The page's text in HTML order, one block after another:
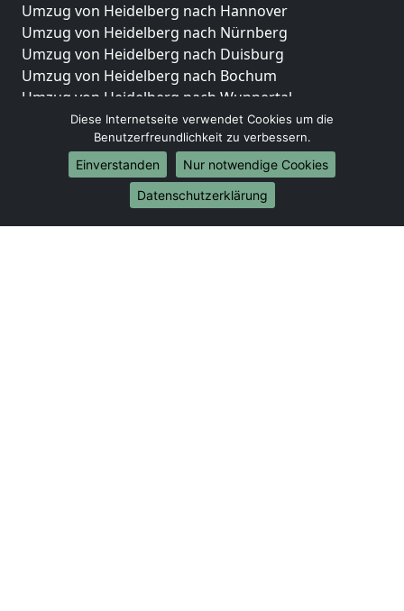
Umzug von Heidelberg nach Hannover
Umzug von Heidelberg nach Nürnberg
Umzug von Heidelberg nach Duisburg
Umzug von Heidelberg nach Bochum
Umzug von Heidelberg nach Wuppertal
Umzug von Heidelberg nach Bielefeld
Umzug von Heidelberg nach Bonn
Umzug von Heidelberg nach Münster
Internationale-Umzüge
Umzug von Heidelberg nach Brasilien
Diese Internetseite verwendet Cookies um die
Benutzerfreundlichkeit zu verbessern.
Einverstanden
Nur notwendige Cookies
Datenschutzerklärung